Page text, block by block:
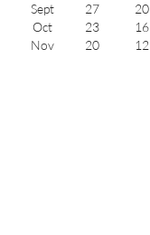
Sept
27 20
Oct
23 16
Nov
20 12